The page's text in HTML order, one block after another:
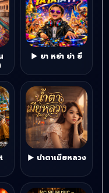
▶ ยา หย่า ย่า ยี
▶ น้ำตาเมียหลวง